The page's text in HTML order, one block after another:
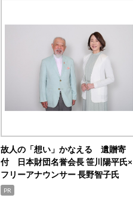
故人の「想い」かなえる 遺贈寄
付 日本財団名誉会長 笹川陽平氏×
フリーアナウンサー 長野智子氏
PR